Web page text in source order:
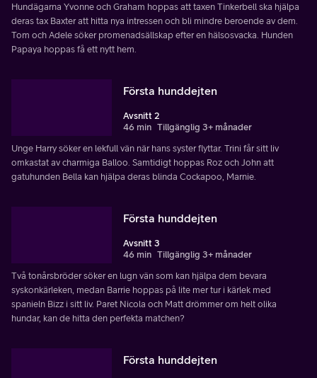
Hundägarna Yvonne och Graham hoppas att taxen Tinkerbell ska hjälpa
deras tax Baxter att hitta nya intressen och bli mindre beroende av dem.
Tom och Adele söker promenadsällskap efter en hälsosvacka. Hunden
Papaya hoppas få ett nytt hem.
Första hunddejten
Avsnitt 2
46 min Tillgänglig 3+ månader
Unge Harry söker en lekfull vän när hans syster flyttar. Trini får sitt liv
omkastat av charmiga Balloo. Samtidigt hoppas Roz och John att
gatuhunden Bella kan hjälpa deras blinda Cockapoo, Marnie.
Första hunddejten
Avsnitt 3
46 min Tillgänglig 3+ månader
Två tonårsbröder söker en lugn vän som kan hjälpa dem bevara
syskonkärleken, medan Barrie hoppas på lite mer tur i kärlek med
spanieln Bizz i sitt liv. Paret Nicola och Matt drömmer om helt olika
hundar, kan de hitta den perfekta matchen?
Första hunddejten